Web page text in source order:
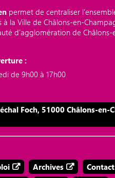
permet de centraliser
à la Ville de Châlons-en-
d’agglomération de Châlons-
:
de 9h00 à 17h00
Foch, 51000 Châlons-en-
Archives Contact